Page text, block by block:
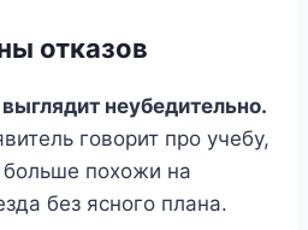
отказов
неубедительно.
говорит про учебу,
похожи на
без ясного плана.